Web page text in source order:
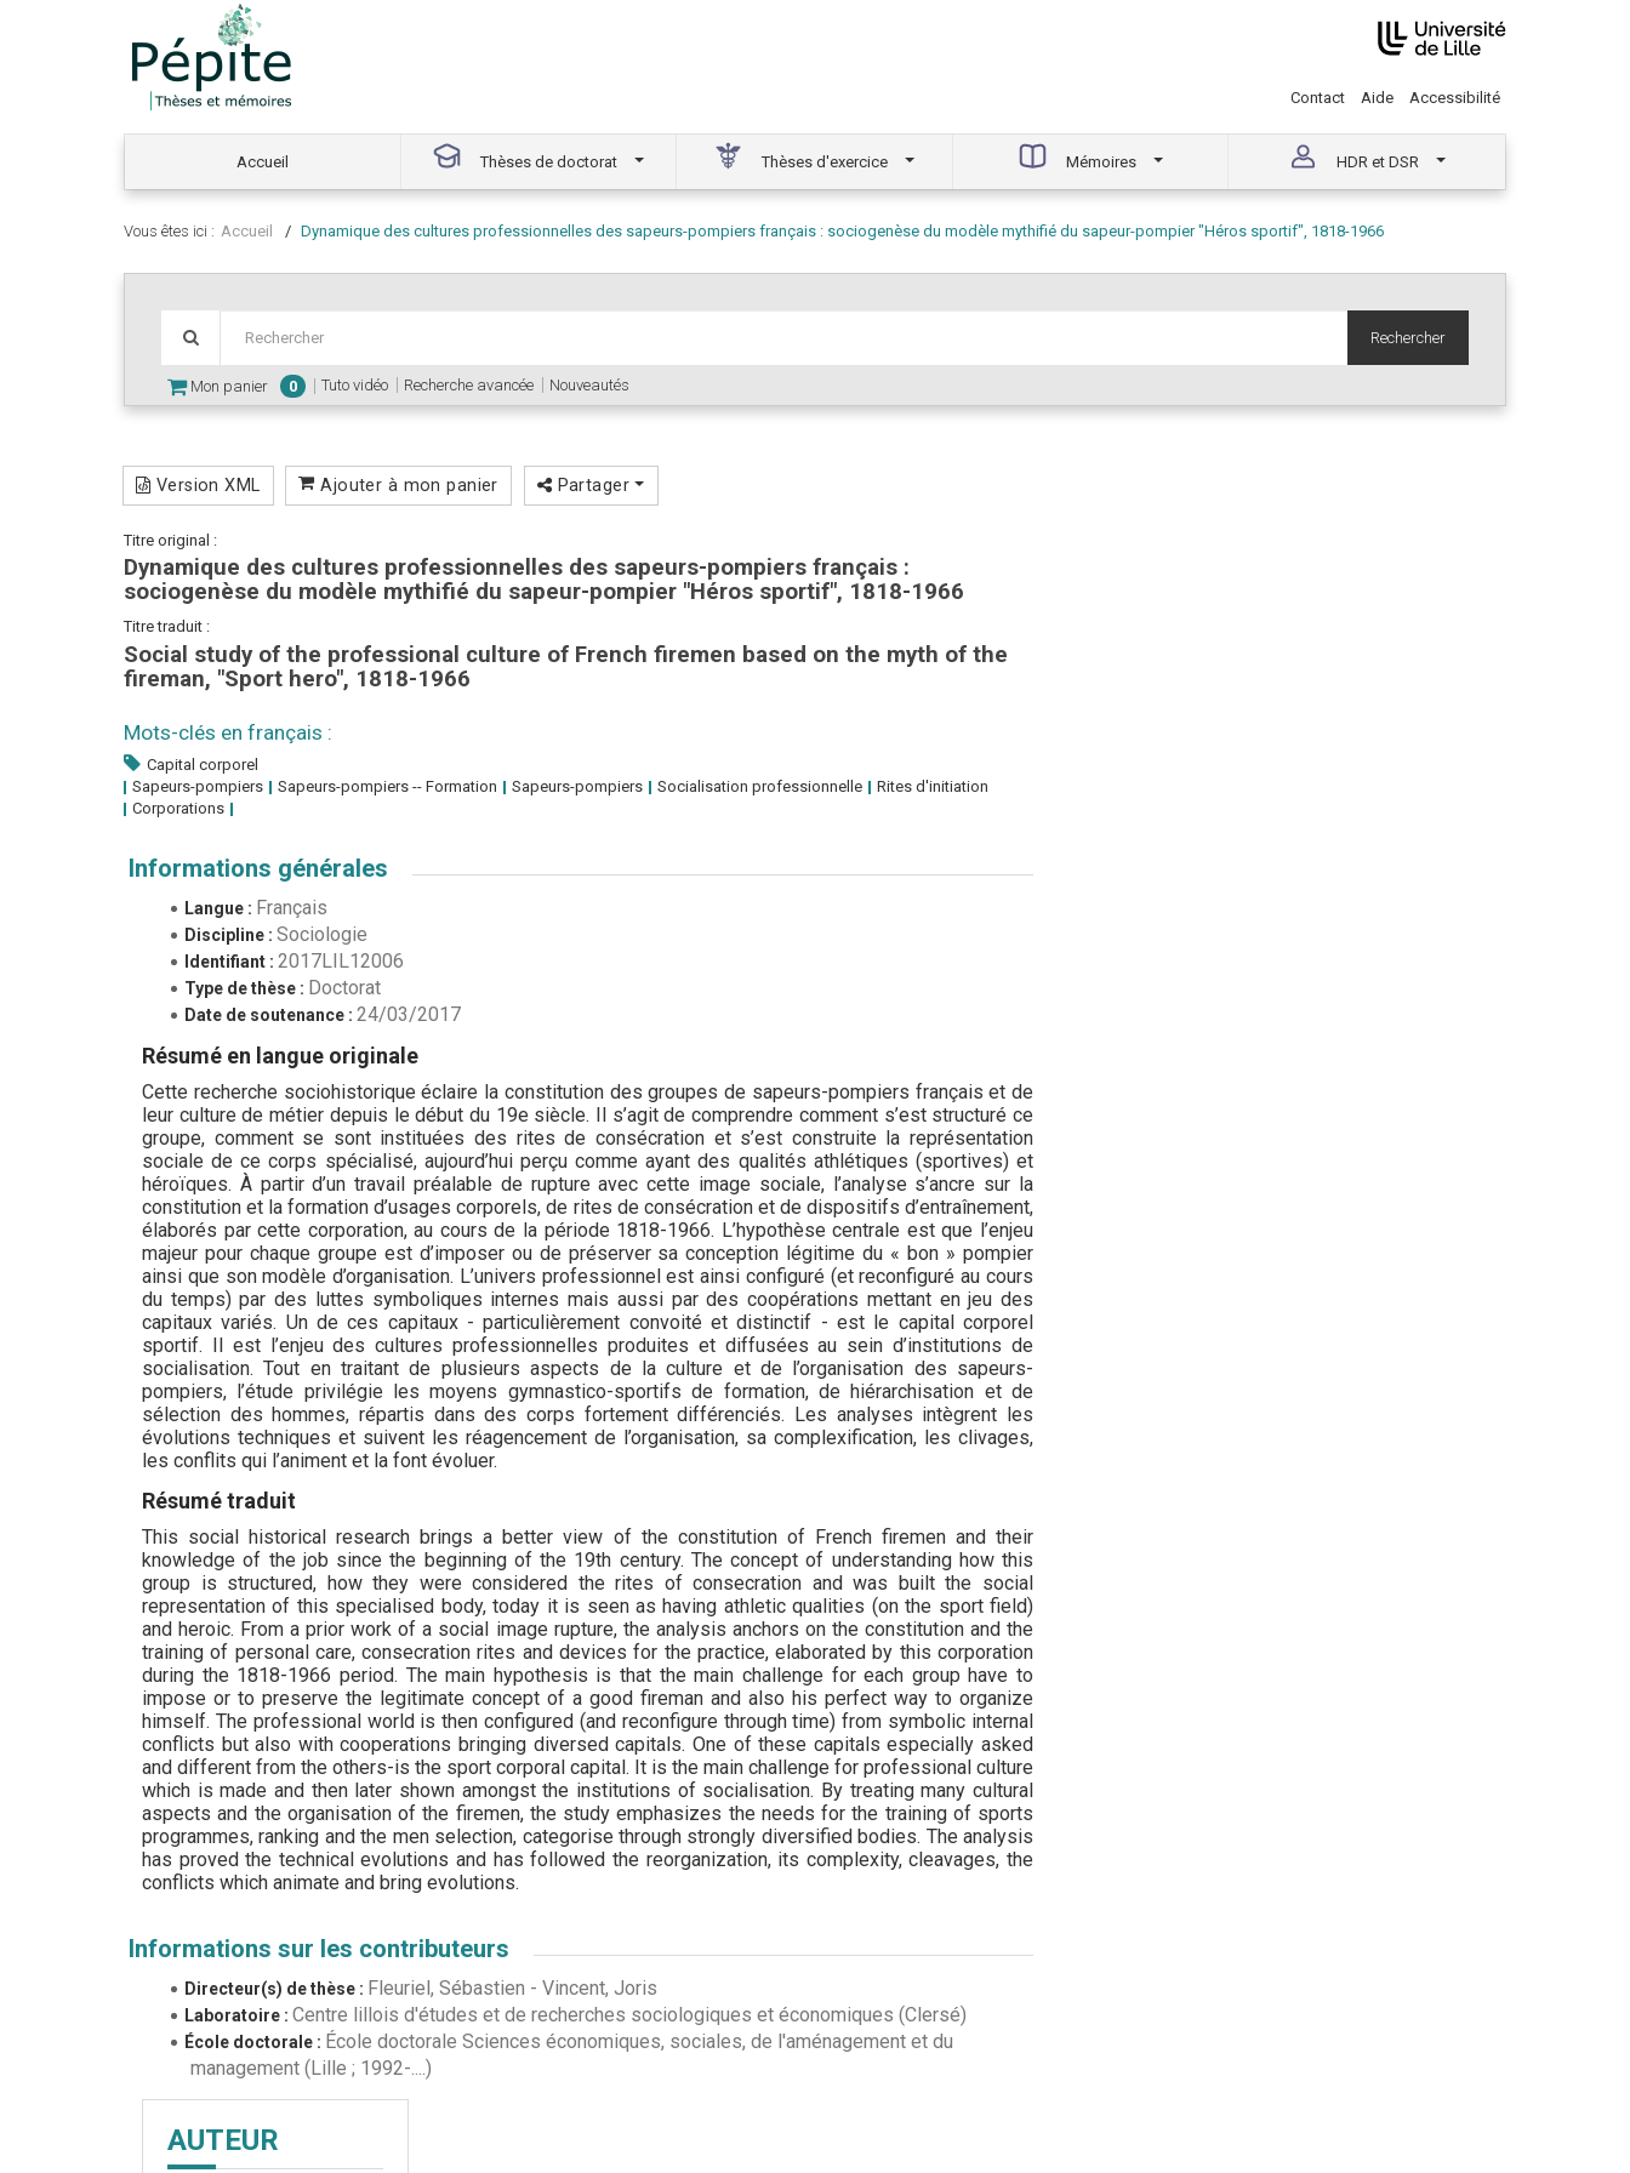
Contact Aide Accessibilité
Accueil Thèses de doctorat Thèses d'exercice Mémoires HDR et DSR
Vous êtes ici : Accueil Dynamique des cultures professionnelles des sapeurs-pompiers français : sociogenèse du modèle mythifié du sapeur-pompier "Héros sportif", 1818-1966
Rechercher
Mon panier 0 Tuto vidéo Recherche avancée Nouveautés
Version XML Ajouter à mon panier Partager
Titre original :
Dynamique des cultures professionnelles des sapeurs-pompiers français :
sociogenèse du modèle mythifié du sapeur-pompier "Héros sportif", 1818-1966
Titre traduit :
Social study of the professional culture of French firemen based on the myth of the
fireman, "Sport hero", 1818-1966
Mots-clés en français :
Capital corporel
Sapeurs-pompiers
Sapeurs-pompiers -- Formation Sapeurs-pompiers Socialisation professionnelle
Rites d'initiation
Corporations
Informations générales
Langue : Français
Discipline : Sociologie
Identifiant : 2017LIL12006
Type de thèse : Doctorat
Date de soutenance : 24/03/2017
Résumé en langue originale
Cette recherche sociohistorique éclaire la constitution des groupes de sapeurs-pompiers français et de
leur culture de métier depuis le début du 19e siècle. Il s’agit de comprendre comment s’est structuré ce
groupe, comment se sont instituées des rites de consécration et s’est construite la représentation
sociale de ce corps spécialisé, aujourd’hui perçu comme ayant des qualités athlétiques (sportives) et
héroïques. À partir d’un travail préalable de rupture avec cette image sociale, l’analyse s’ancre sur la
constitution et la formation d’usages corporels, de rites de consécration et de dispositifs d’entraînement,
élaborés par cette corporation, au cours de la période 1818-1966. L’hypothèse centrale est que l’enjeu
majeur pour chaque groupe est d’imposer ou de préserver sa conception légitime du « bon » pompier
ainsi que son modèle d’organisation. L’univers professionnel est ainsi configuré (et reconfiguré au cours
du temps) par des luttes symboliques internes mais aussi par des coopérations mettant en jeu des
capitaux variés. Un de ces capitaux - particulièrement convoité et distinctif - est le capital corporel
sportif. Il est l’enjeu des cultures professionnelles produites et diffusées au sein d’institutions de
socialisation. Tout en traitant de plusieurs aspects de la culture et de l’organisation des sapeurs-
pompiers, l’étude privilégie les moyens gymnastico-sportifs de formation, de hiérarchisation et de
sélection des hommes, répartis dans des corps fortement différenciés. Les analyses intègrent les
évolutions techniques et suivent les réagencement de l’organisation, sa complexification, les clivages,
les conflits qui l’animent et la font évoluer.
Résumé traduit
This social historical research brings a better view of the constitution of French firemen and their
knowledge of the job since the beginning of the 19th century. The concept of understanding how this
group is structured, how they were considered the rites of consecration and was built the social
representation of this specialised body, today it is seen as having athletic qualities (on the sport field)
and heroic. From a prior work of a social image rupture, the analysis anchors on the constitution and the
training of personal care, consecration rites and devices for the practice, elaborated by this corporation
during the 1818-1966 period. The main hypothesis is that the main challenge for each group have to
impose or to preserve the legitimate concept of a good fireman and also his perfect way to organize
himself. The professional world is then configured (and reconfigure through time) from symbolic internal
conflicts but also with cooperations bringing diversed capitals. One of these capitals especially asked
and different from the others-is the sport corporal capital. It is the main challenge for professional culture
which is made and then later shown amongst the institutions of socialisation. By treating many cultural
aspects and the organisation of the firemen, the study emphasizes the needs for the training of sports
programmes, ranking and the men selection, categorise through strongly diversified bodies. The analysis
has proved the technical evolutions and has followed the reorganization, its complexity, cleavages, the
conflicts which animate and bring evolutions.
Informations sur les contributeurs
Directeur(s) de thèse : Fleuriel, Sébastien - Vincent, Joris
Laboratoire : Centre lillois d'études et de recherches sociologiques et économiques (Clersé)
École doctorale : École doctorale Sciences économiques, sociales, de l'aménagement et du
management (Lille ; 1992-....)
AUTEUR